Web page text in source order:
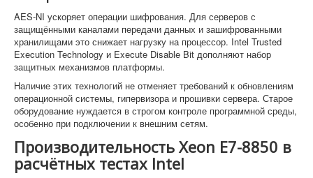
AES-NI ускоряет операции шифрования. Для серверов с
защищёнными каналами передачи данных и зашифрованными
хранилищами это снижает нагрузку на процессор. Intel Trusted
Execution Technology и Execute Disable Bit дополняют набор
защитных механизмов платформы.
Наличие этих технологий не отменяет требований к обновлениям
операционной системы, гипервизора и прошивки сервера. Старое
оборудование нуждается в строгом контроле программной среды,
особенно при подключении к внешним сетям.
Производительность Xeon E7-8850 в
расчётных тестах Intel